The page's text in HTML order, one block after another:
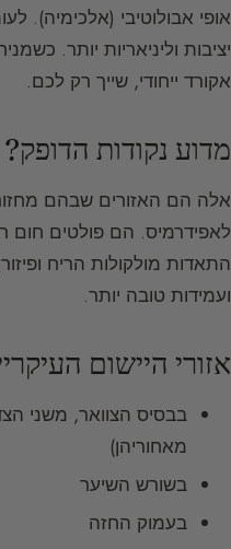
אופי אבולוטיבי (אלכימיה).
יציבות וליניאריות יותר.
אקורד ייחודי, שייך רק לכם.
מדוע נקודות הדופק?
אלה הם האזורים שבהם
לאפידרמיס. הם פולטים חום
ועמידות טובה יותר.
אזורי היישום
בבסיס הצוואר, משני
מאחוריהן)
בשורש השיער
בעמוק החזה